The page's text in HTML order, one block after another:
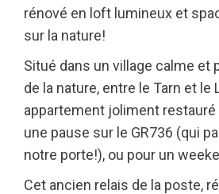
rénové en loft lumineux et
sur la nature!
Situé dans un village calme et
de la nature, entre le Tarn et le
appartement joliment restauré
une pause sur le GR736 (qui
notre porte!), ou pour un
Cet ancien relais de la poste,